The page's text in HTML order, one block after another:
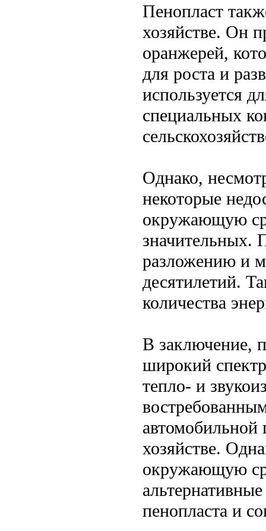
Пенопласт
хозяйстве. Он
оранжерей,
для роста и
используется
специальных
Однако,
некоторые
окружающую
значительных.
разложению и
десятилетий.
количества
В заключение,
широкий
тепло- и
автомобильной
хозяйстве.
окружающую
пенопласта и